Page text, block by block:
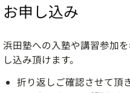
お申し込み
浜田塾への入塾や講習参加
し込み頂けます。
折り返しご確認させて頂